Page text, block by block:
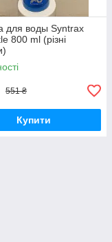
для воды Syntrax
800 ml (різні
551 ₴
Купити